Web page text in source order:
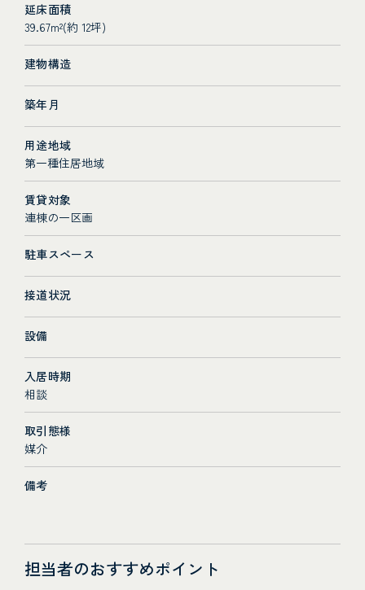
延床面積
39.67m²(約 12坪)
建物構造
築年月
用途地域
第一種住居地域
賃貸対象
連棟の一区画
駐車スペース
接道状況
設備
入居時期
相談
取引態様
媒介
備考
担当者のおすすめポイント